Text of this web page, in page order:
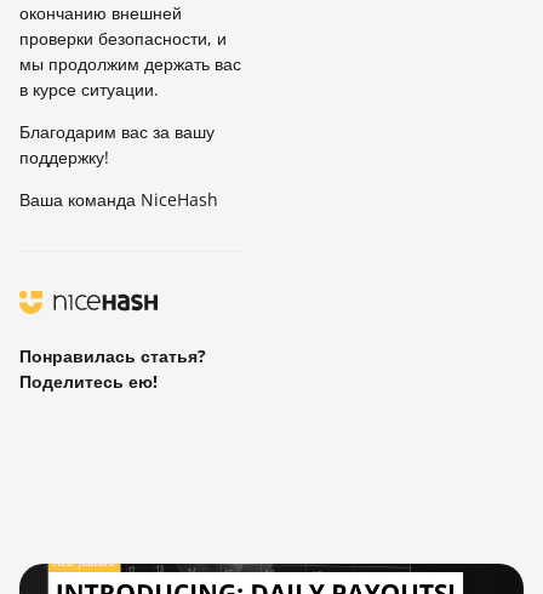
окончанию внешней
проверки безопасности, и
мы продолжим держать вас
в курсе ситуации.
Благодарим вас за вашу
поддержку!
Ваша команда NiceHash
Понравилась статья?
Поделитесь ею!